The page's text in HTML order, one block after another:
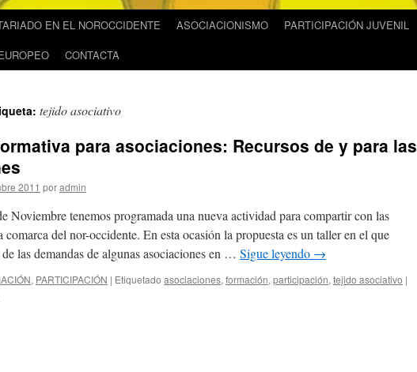
EN EL NOROCCIDENTE ASOCIACIONISMO PARTICIPACIÓN JUVENIL
CONTACTA
tejido asociativo
para asociaciones: Recursos de y para las
2011 poradmin
Noviembre tenemos programada una nueva actividad para compartir con las
comarca del nor-occidente. En esta ocasión la propuesta es un taller en el que
las demandas de algunas asociaciones en … Sigue leyendo →
, PARTICIPACIÓN | Etiquetado asociaciones, formación, participación, tejido asociativo |